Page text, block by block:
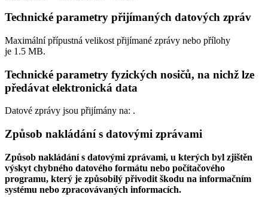
Technické parametry přijímaných datových zpráv
Maximální přípustná velikost přijímané zprávy nebo přílohy
je 1.5 MB.
Technické parametry fyzických nosičů, na nichž lze
předávat elektronická data
Datové zprávy jsou přijímány na: .
Způsob nakládání s datovými zprávami
Způsob nakládání s datovými zprávami, u kterých byl zjištěn
výskyt chybného datového formátu nebo počítačového
programu, který je způsobilý přivodit škodu na informačním
systému nebo zpracovávaných informacích.